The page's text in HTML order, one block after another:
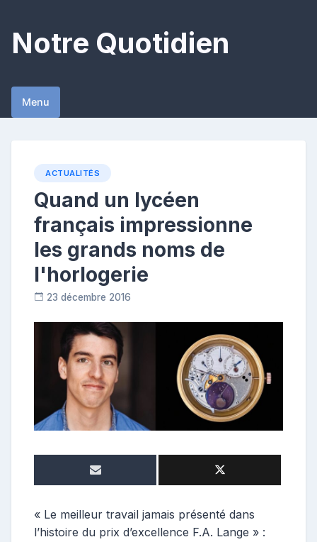
content
Notre Quotidien
Menu
ACTUALITÉS
Quand un lycéen
français impressionne
les grands noms de
l'horlogerie
23 décembre 2016
t
« Le meilleur travail jamais présenté dans
l’histoire du prix d’excellence F.A. Lange » :